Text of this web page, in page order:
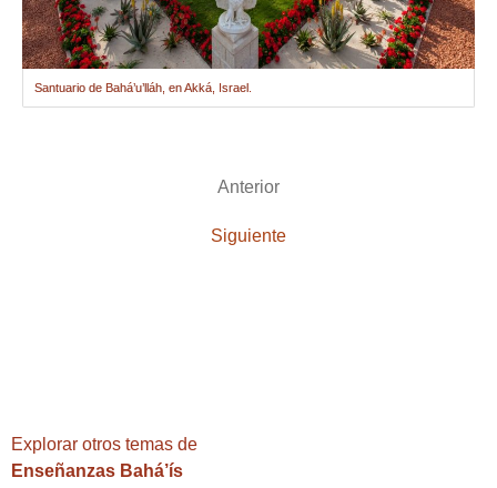
Santuario de Bahá’u’lláh, en Akká, Israel.
Anterior
Siguiente
Explorar otros temas de
Enseñanzas Bahá’ís